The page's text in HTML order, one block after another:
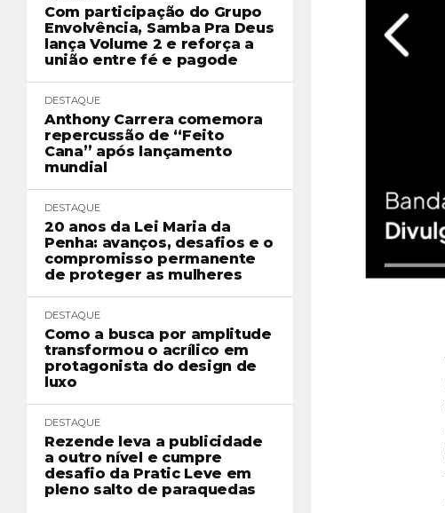
Com participação do Grupo
Envolvência, Samba Pra Deus
lança Volume 2 e reforça a
união entre fé e pagode
DESTAQUE
Anthony Carrera comemora
repercussão de “Feito
Cana” após lançamento
mundial
DESTAQUE
20 anos da Lei Maria da
Penha: avanços, desafios e o
compromisso permanente
de proteger as mulheres
DESTAQUE
Como a busca por amplitude
transformou o acrílico em
protagonista do design de
luxo
DESTAQUE
Rezende leva a publicidade
a outro nível e cumpre
desafio da Pratic Leve em
pleno salto de paraquedas